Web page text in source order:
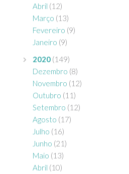
Abril (12)
Março (13)
Fevereiro (9)
Janeiro (9)
2020 (149)
Dezembro (8)
Novembro (12)
Outubro (11)
Setembro (12)
Agosto (17)
Julho (16)
Junho (21)
Maio (13)
Abril (10)